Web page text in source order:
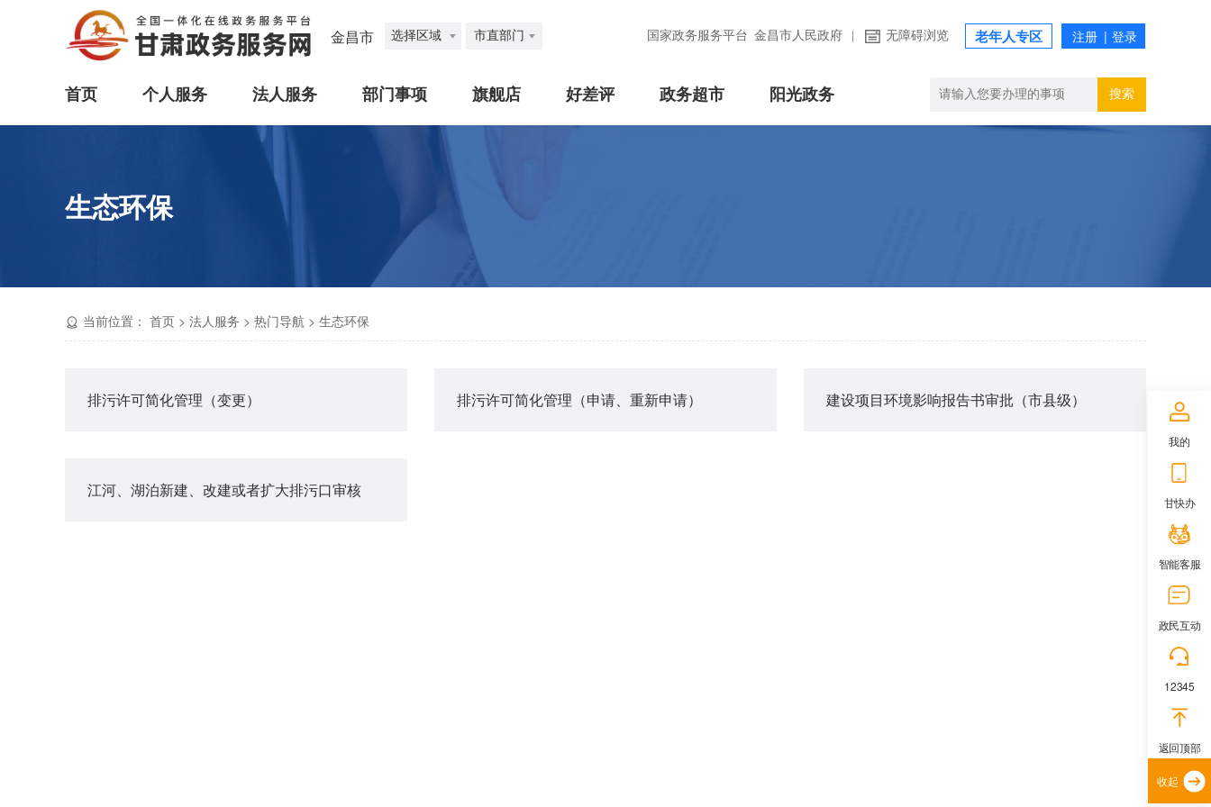
金昌市 选择区域 市直部门 国家政务服务平台 金昌市人民政府 无障碍浏览 老年人专区
首页 个人服务 法人服务 部门事项 旗舰店 好差评 政务超市 阳光政务 搜索
生态环保
当前位置： 首页 > 法人服务 > 热门导航 > 生态环保
排污许可简化管理（变更） 排污许可简化管理（申请、重新申请） 建设项目环境影响报告书审批（市县级）
江河、湖泊新建、改建或者扩大排污口审核
我的
甘快办
智能客服
政民互动
12345
返回顶部
收起